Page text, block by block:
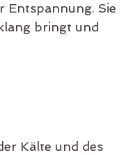
Entspannung. Sie
bringt und
Kälte und des